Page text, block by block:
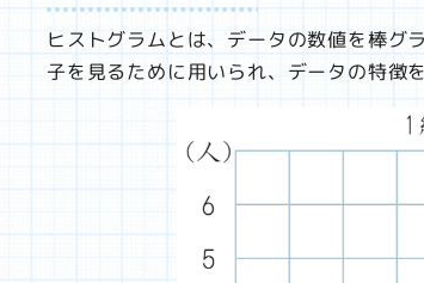
ヒストグラムとは、データの数値を棒グ
子を見るために用いられ、データの特徴